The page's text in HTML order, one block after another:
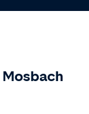
Mosbach